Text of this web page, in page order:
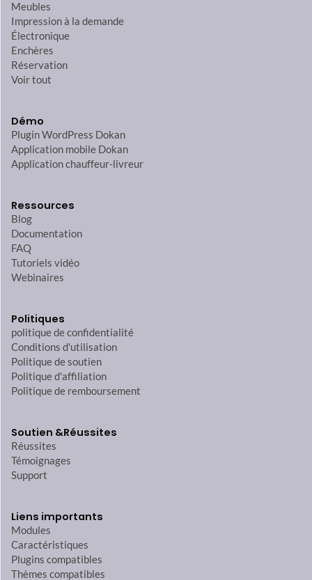
Meubles
Impression à la demande
Électronique
Enchères
Réservation
Voir tout
Démo
Plugin WordPress Dokan
Application mobile Dokan
Application chauffeur-livreur
Ressources
Blog
Documentation
FAQ
Tutoriels vidéo
Webinaires
Politiques
politique de confidentialité
Conditions d'utilisation
Politique de soutien
Politique d'affiliation
Politique de remboursement
Soutien &Réussites
Réussites
Témoignages
Support
Liens importants
Modules
Caractéristiques
Plugins compatibles
Thèmes compatibles